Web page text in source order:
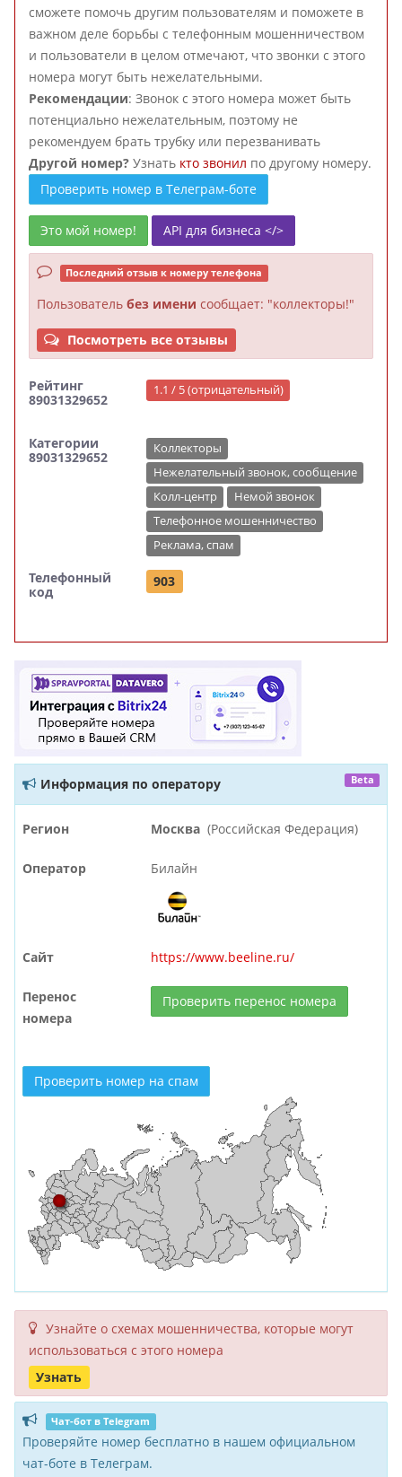
сможете помочь другим пользователям и поможете в
важном деле борьбы с телефонным мошенничеством
и пользователи в целом отмечают, что звонки с этого
номера могут быть нежелательными.
Рекомендации: Звонок с этого номера может быть
потенциально нежелательным, поэтому не
рекомендуем брать трубку или перезванивать
Другой номер? Узнать кто звонил по другому номеру.
Проверить номер в Телеграм-боте
Это мой номер! API для бизнеса </>
Последний отзыв к номеру телефона
Пользователь без имени сообщает: "коллекторы!"
Посмотреть все отзывы
Рейтинг
89031329652
1.1 / 5 (отрицательный)
Категории
89031329652
Коллекторы
Нежелательный звонок, сообщение
Колл-центр
Немой звонок
Телефонное мошенничество
Реклама, спам
Телефонный
код
903
Информация по оператору Beta
Регион Москва (Российская Федерация)
Оператор Билайн
Сайт https://www.beeline.ru/
Перенос
номера
Проверить перенос номера
Проверить номер на спам
Узнайте о схемах мошенни­чества, кото­рые могут
исполь­зоваться с этого номера
Узнать
Чат-бот в Telegram
Проверяйте номер бесплатно в нашем официальном
чат-боте в Телеграм.